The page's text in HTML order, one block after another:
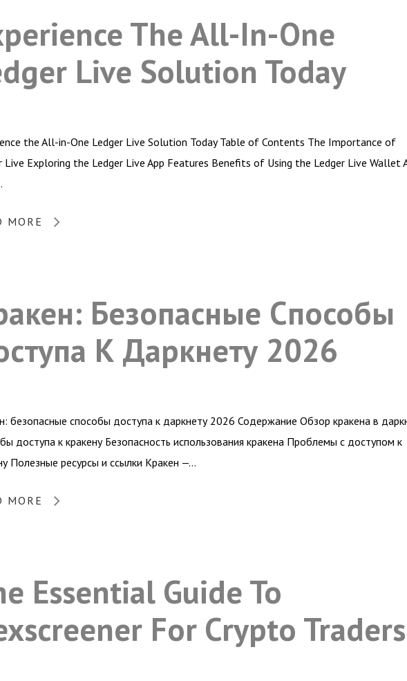
The All-In-One
Live Solution Today
the All-in-One Ledger Live Solution Today Table of Contents The Importance of
Live Exploring the Ledger Live App Features Benefits of Using the Ledger Live Wallet
MORE
Безопасные Способы
К Даркнету 2026
безопасные способы доступа к даркнету 2026 Содержание Обзор кракена в
доступа к кракену Безопасность использования кракена Проблемы с доступом к
Полезные ресурсы и ссылки Кракен —…
MORE
Essential Guide To
For Crypto Traders